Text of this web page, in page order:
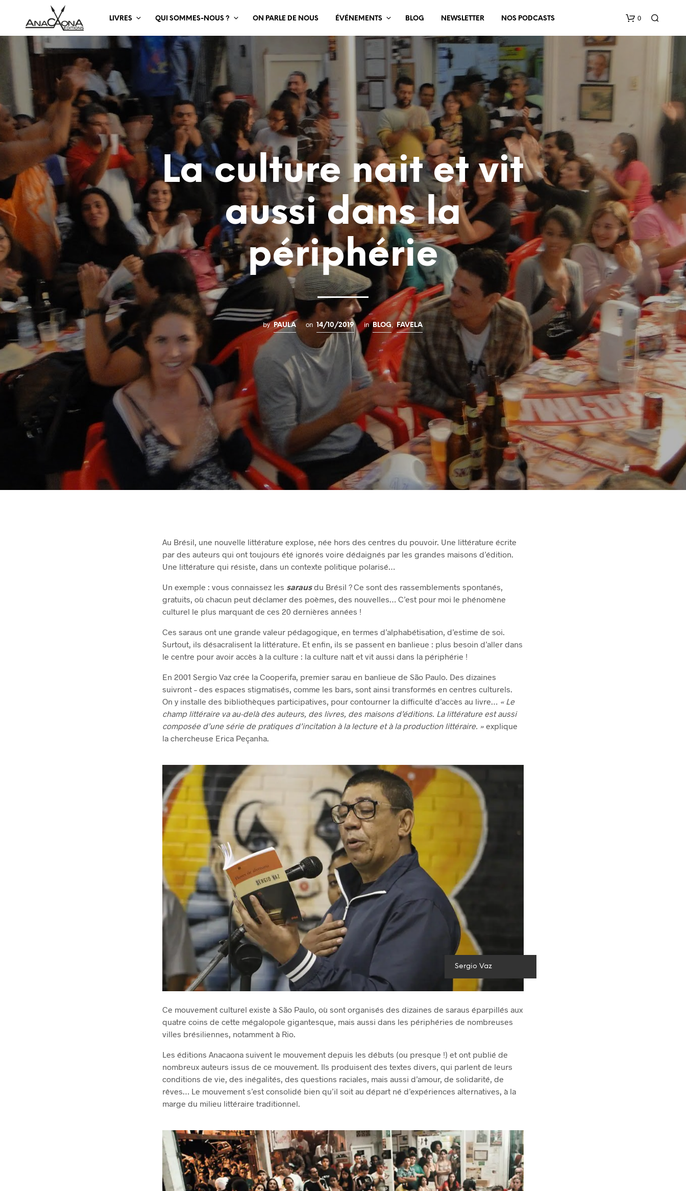
LIVRES QUI SOMMES-NOUS ? ON PARLE DE NOUS ÉVÉNEMENTS BLOG NEWSLETTER NOS PODCASTS 0
P
A
N
R
S
T
D
E
.
La culture nait et vit
aussi dans la
périphérie
by PAULA on 14/10/2019 in BLOG FAVELA
Au Brésil, une nouvelle littérature explose, née hors des centres du pouvoir. Une littérature écrite
par des auteurs qui ont toujours été ignorés voire dédaignés par les grandes maisons d’édition.
Une littérature qui résiste, dans un contexte politique polarisé…
Un exemple : vous connaissez les sarausdu Brésil ? Ce sont des rassemblements spontanés,
gratuits, où chacun peut déclamer des poèmes, des nouvelles… C’est pour moi le phénomène
culturel le plus marquant de ces 20 dernières années !
Ces saraus ont une grande valeur pédagogique, en termes d’alphabétisation, d’estime de soi.
Surtout, ils désacralisent la littérature. Et enfin, ils se passent en banlieue : plus besoin d’aller dans
le centre pour avoir accès à la culture : la culture naît et vit aussi dans la périphérie !
En 2001 Sergio Vaz crée la Cooperifa, premier sarau en banlieue de São Paulo. Des dizaines
suivront – des espaces stigmatisés, comme les bars, sont ainsi transformés en centres culturels.
On y installe des bibliothèques participatives, pour contourner la difficulté d’accès au livre… « Le
champ littéraire va au-delà des auteurs, des livres, des maisons d’éditions. La littérature est aussi
composée d’une série de pratiques d’incitation à la lecture et à la production littéraire. » explique
la chercheuse Erica Peçanha.
Sergio Vaz
Ce mouvement culturel existe à São Paulo, où sont organisés des dizaines de saraus éparpillés aux
quatre coins de cette mégalopole gigantesque, mais aussi dans les périphéries de nombreuses
villes brésiliennes, notamment à Rio.
Les éditions Anacaona suivent le mouvement depuis les débuts (ou presque !) et ont publié de
nombreux auteurs issus de ce mouvement. Ils produisent des textes divers, qui parlent de leurs
conditions de vie, des inégalités, des questions raciales, mais aussi d’amour, de solidarité, de
rêves… Le mouvement s’est consolidé bien qu’il soit au départ né d’expériences alternatives, à la
marge du milieu littéraire traditionnel.